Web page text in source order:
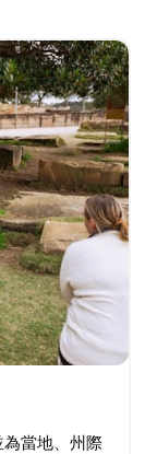
是悉尼
當地、州際